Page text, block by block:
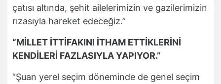
çatısı altında, şehit ailelerimizin ve gazilerimizin
rızasıyla hareket edeceğiz.”
“MİLLET İTTİFAKINI İTHAM ETTİKLERİNİ
KENDİLERİ FAZLASIYLA YAPIYOR.”
“Şuan yerel seçim döneminde de genel seçim